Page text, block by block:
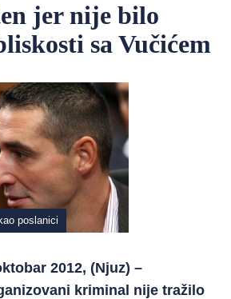
jer nije bilo
sa Vučićem
poslanici
2012, (Njuz) –
kriminal nije tražilo